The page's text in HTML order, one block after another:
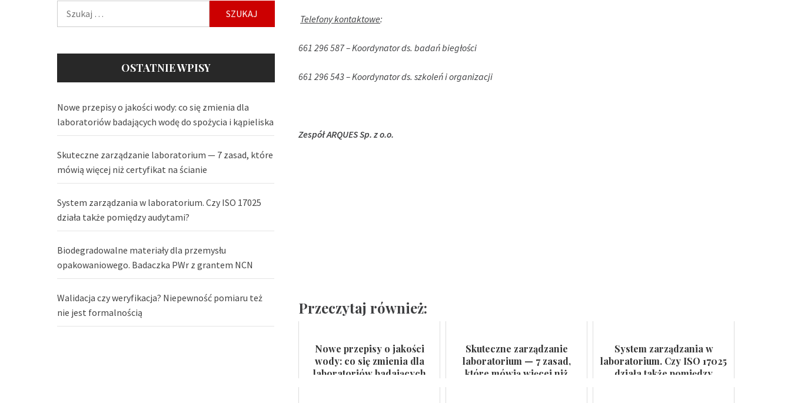
Telefony kontaktowe:
661 296 587 – Koordynator ds. badań biegłości
661 296 543 – Koordynator ds. szkoleń i organizacji
Zespół ARQUES Sp. z o.o.
Przeczytaj również:
Nowe przepisy o jakości
wody: co się zmienia dla
laboratoriów badających
Skuteczne zarządzanie
laboratorium — 7 zasad,
które mówią więcej niż
System zarządzania w
laboratorium. Czy ISO 17025
działa także pomiędzy
OSTATNIE WPISY
Nowe przepisy o jakości wody: co się zmienia dla
laboratoriów badających wodę do spożycia i kąpieliska
Skuteczne zarządzanie laboratorium — 7 zasad, które
mówią więcej niż certyfikat na ścianie
System zarządzania w laboratorium. Czy ISO 17025
działa także pomiędzy audytami?
Biodegradowalne materiały dla przemysłu
opakowaniowego. Badaczka PWr z grantem NCN
Walidacja czy weryfikacja? Niepewność pomiaru też
nie jest formalnością